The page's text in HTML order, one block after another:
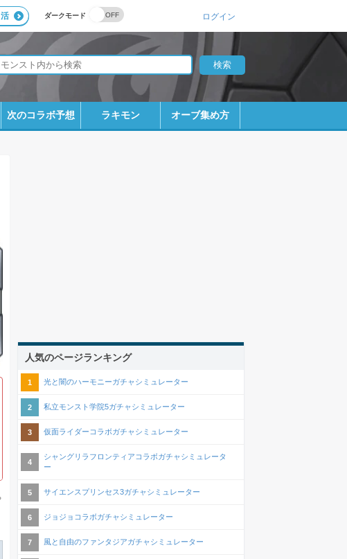
ダークモード ログイン
次のコラボ予想 ラキモン オーブ集め方
人気のページランキング
光と闇のハーモニーガチャシミュレーター
私立モンスト学院5ガチャシミュレーター
仮面ライダーコラボガチャシミュレーター
シャングリラフロンティアコラボガチャシミュレータ
ー
サイエンスプリンセス3ガチャシミュレーター
ジョジョコラボガチャシミュレーター
風と自由のファンタジアガチャシミュレーター